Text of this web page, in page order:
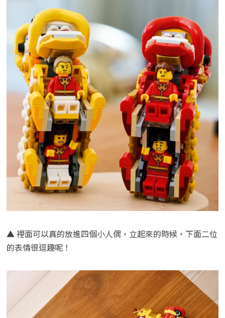
▲ 裡面可以真的放進四個小人偶，立起來的時候，下面二位
的表情很逗趣呢！